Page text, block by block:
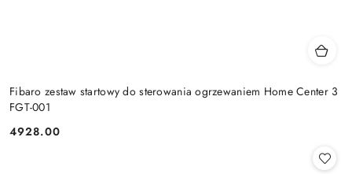
Fibaro zestaw startowy do sterowania ogrzewaniem Home Center 3
FGT-001
Cena:
4928.00